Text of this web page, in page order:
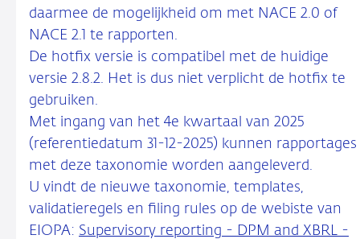
daarmee de mogelijkheid om met NACE 2.0 of
NACE 2.1 te rapporten.
De hotfix versie is compatibel met de huidige
versie 2.8.2. Het is dus niet verplicht de hotfix te
gebruiken.
Met ingang van het 4e kwartaal van 2025
(referentiedatum 31-12-2025) kunnen rapportages
met deze taxonomie worden aangeleverd.
U vindt de nieuwe taxonomie, templates,
validatieregels en filing rules op de webiste van
EIOPA: Supervisory reporting - DPM and XBRL -